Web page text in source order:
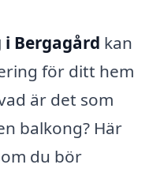
Bergagård kan
för ditt hem
är det som
balkong? Här
du bör